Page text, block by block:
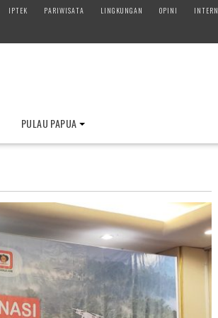
IPTEK PARIWISATA LINGKUNGAN OPINI
PULAU PAPUA